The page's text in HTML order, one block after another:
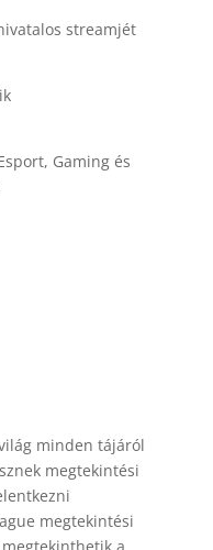
streamjét
Gaming és
minden tájáról
megtekintési
megtekintési